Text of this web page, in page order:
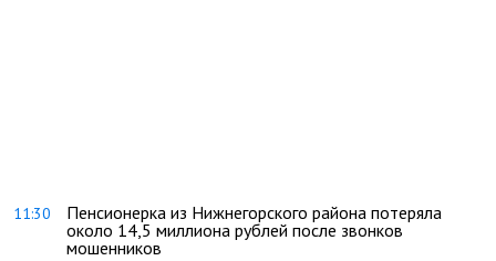
11:30
Пенсионерка из Нижнегорского района потеряла
около 14,5 миллиона рублей после звонков
мошенников